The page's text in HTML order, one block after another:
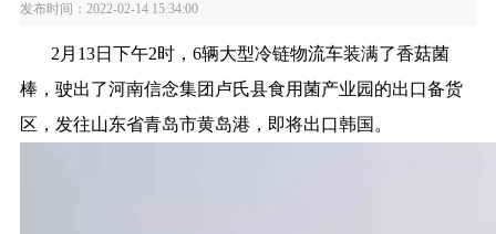
发布时间：2022-02-14 15:34:00
2月13日下午2时，6辆大型冷链物流车装满了香菇菌
棒，驶出了河南信念集团卢氏县食用菌产业园的出口备货
区，发往山东省青岛市黄岛港，即将出口韩国。